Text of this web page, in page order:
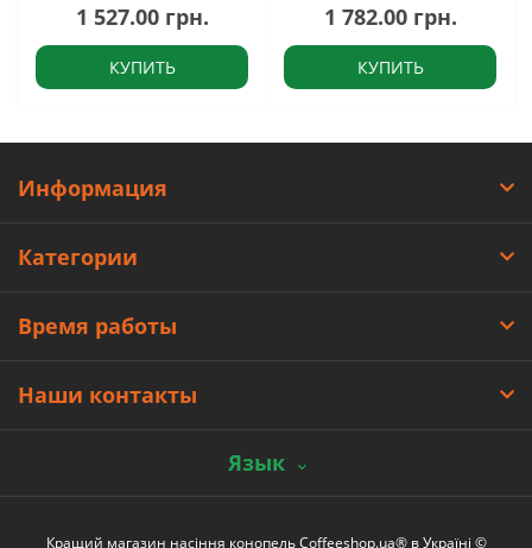
1 527.00 грн.
КУПИТЬ
1 782.00 грн.
КУПИТЬ
Информация
Категории
Время работы
Наши контакты
Язык
Кращий магазин насіння конопель Coffeeshop.ua® в Україні ©